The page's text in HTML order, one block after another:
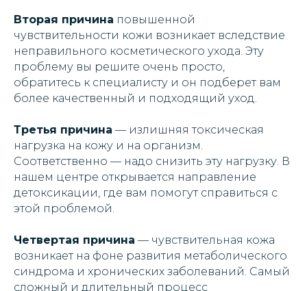
Вторая причина повышенной
чувствительности кожи возникает вследствие
неправильного косметического ухода. Эту
проблему вы решите очень просто,
обратитесь к специалисту и он подберет вам
более качественный и подходящий уход.
Третья причина — излишняя токсическая
нагрузка на кожу и на организм.
Соответственно — надо снизить эту нагрузку. В
нашем центре открывается направление
детоксикации, где вам помогут справиться с
этой проблемой.
Четвертая причина — чувствительная кожа
возникает на фоне развития метаболического
синдрома и хронических заболеваний. Самый
сложный и длительный процесс